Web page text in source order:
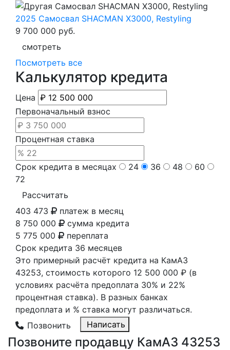
2025 Самосвал SHACMAN Х3000, Restyling
9 700 000 руб.
смотреть
Посмотреть все
Калькулятор кредита
Цена
Первоначальный взнос
Процентная ставка
Срок кредита в месяцах 24 36 48
60
72
Рассчитать
403 473
платеж в месяц
8 750 000
сумма кредита
5 775 000
переплата
Срок кредита 36 месяцев
Это примерный расчёт кредита на КамАЗ
43253, стоимость которого 12 500 000 ₽ (в
условиях расчёта предоплата 30% и 22%
процентная ставка). В разных банках
предоплата и % ставка могут различаться.
Позвонить
Написать
Позвоните продавцу КамАЗ 43253